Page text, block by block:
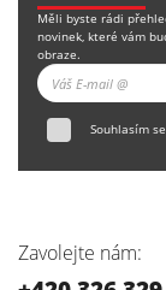
Měli byste rádi
novinek, které vám
obraze.
Souhlasím se
Zavolejte nám: